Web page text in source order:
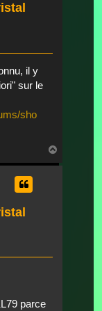
il y
sur le
sho
parce